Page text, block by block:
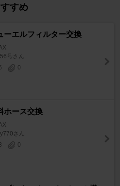
すめ
ーエルフィルター交換
号さん
0
ホース交換
さん
0